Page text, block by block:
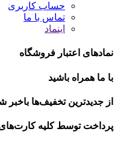
حساب کاربری
تماس با ما
اینماد
نمادهای اعتبار فروشگاه
با ما همراه باشید
از جدیدترین تخفیف‌ها باخبر
پرداخت توسط کلیه کارت‌های